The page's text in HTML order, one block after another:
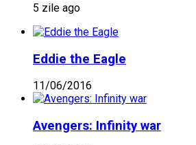
5 zile ago
Eddie the Eagle
11/06/2016
Avengers: Infinity war